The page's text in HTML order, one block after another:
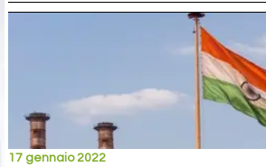
17 gennaio 2022